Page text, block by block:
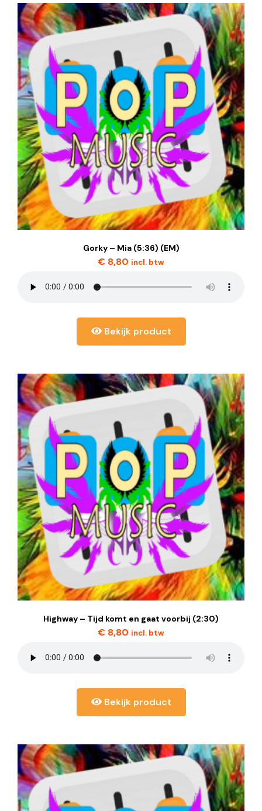
Gorky – Mia (5:36) (EM)
€ 8,80 incl. btw
Bekijk product
Highway – Tijd komt en gaat voorbij (2:30)
€ 8,80 incl. btw
Bekijk product